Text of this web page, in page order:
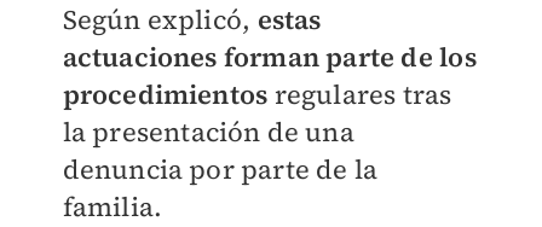
Según explicó, estas
actuaciones forman parte de los
procedimientos regulares tras
la presentación de una
denuncia por parte de la
familia.